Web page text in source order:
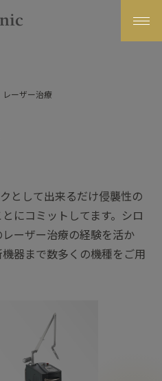
レーザー治療
として出来るだけ侵襲性の
にコミットしてます。シロ
ーザー治療の経験を活か
器まで数多くの機種をご用